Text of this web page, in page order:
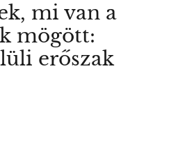
mi van a
mögött:
erőszak